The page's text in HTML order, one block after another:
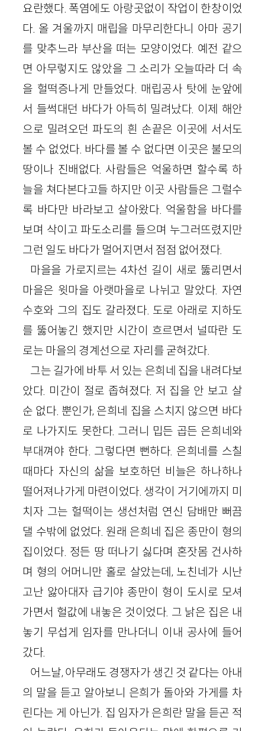
요란했다. 폭염에도 아랑곳없이 작업이 한창이었
다. 올 겨울까지 매립을 마무리한다니 아마 공기
를 맞추느라 부산을 떠는 모양이었다. 예전 같으
면 아무렇지도 않았을 그 소리가 오늘따라 더 속
을 헐떡증나게 만들었다. 매립공사 탓에 눈앞에
서 들썩대던 바다가 아득히 밀려났다. 이제 해안
으로 밀려오던 파도의 흰 손끝은 이곳에 서서도
볼 수 없었다. 바다를 볼 수 없다면 이곳은 불모의
땅이나 진배없다. 사람들은 억울하면 할수록 하
늘을 쳐다본다고들 하지만 이곳 사람들은 그럴수
록 바다만 바라보고 살아왔다. 억울함을 바다를
보며 삭이고 파도소리를 들으며 누그러뜨렸지만
그런 일도 바다가 멀어지면서 점점 없어졌다.
마을을 가로지르는 4차선 길이 새로 뚫리면서
마을은 윗마을 아랫마을로 나뉘고 말았다. 자연
수호와 그의 집도 갈라졌다. 도로 아래로 지하도
를 뚫어놓긴 했지만 시간이 흐르면서 널따란 도
로는 마을의 경계선으로 자리를 굳혀갔다.
그는 길가에 바투 서 있는 은희네 집을 내려다보
았다. 미간이 절로 좁혀졌다. 저 집을 안 보고 살
순 없다. 뿐인가, 은희네 집을 스치지 않으면 바다
로 나가지도 못한다. 그러니 밉든 곱든 은희네와
부대껴야 한다. 그렇다면 뻔하다. 은희네를 스칠
때마다 자신의 삶을 보호하던 비늘은 하나하나
떨어져나가게 마련이었다. 생각이 거기에까지 미
치자 그는 헐떡이는 생선처럼 연신 담배만 뻐끔
댈 수밖에 없었다. 원래 은희네 집은 종만이 형의
집이었다. 정든 땅 떠나기 싫다며 혼잣몸 건사하
며 형의 어머니만 홀로 살았는데, 노친네가 시난
고난 앓아대자 급기야 종만이 형이 도시로 모셔
가면서 헐값에 내놓은 것이었다. 그 낡은 집은 내
놓기 무섭게 임자를 만나더니 이내 공사에 들어
갔다.
어느날, 아무래도 경쟁자가 생긴 것 같다는 아내
의 말을 듣고 알아보니 은희가 돌아와 가게를 차
린다는 게 아닌가. 집 임자가 은희란 말을 듣곤 적